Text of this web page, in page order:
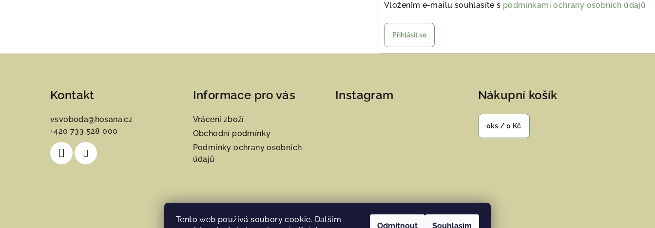
Tento web používá soubory cookie. Dalším
Odmítnout Souhlasím
Vložením e-mailu souhlasíte s podmínkami ochrany osobních údajů
Přihlásit se
Kontakt
vsvoboda@hosana.cz
+420 733 528 000
Informace pro vás
Vrácení zboží
Obchodní podmínky
Podmínky ochrany osobních
údajů
Instagram Nákupní košík
0ks / 0 Kč